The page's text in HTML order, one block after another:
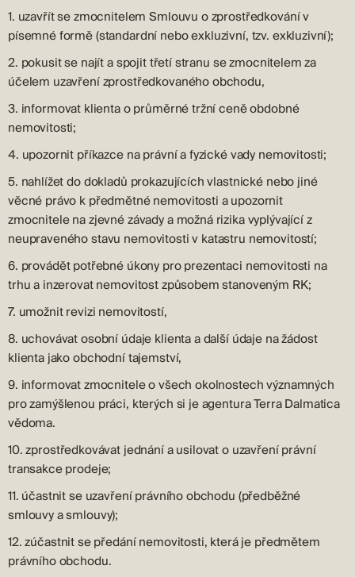
1. uzavřít se zmocnitelem Smlouvu o zprostředkování v
písemné formě (standardní nebo exkluzivní, tzv. exkluzivní);
2. pokusit se najít a spojit třetí stranu se zmocnitelem za
účelem uzavření zprostředkovaného obchodu,
3. informovat klienta o průměrné tržní ceně obdobné
nemovitosti;
4. upozornit příkazce na právní a fyzické vady nemovitosti;
5. nahlížet do dokladů prokazujících vlastnické nebo jiné
věcné právo k předmětné nemovitosti a upozornit
zmocnitele na zjevné závady a možná rizika vyplývající z
neupraveného stavu nemovitosti v katastru nemovitostí;
6. provádět potřebné úkony pro prezentaci nemovitosti na
trhu a inzerovat nemovitost způsobem stanoveným RK;
7. umožnit revizi nemovitostí,
8. uchovávat osobní údaje klienta a další údaje na žádost
klienta jako obchodní tajemství,
9. informovat zmocnitele o všech okolnostech významných
pro zamýšlenou práci, kterých si je agentura Terra Dalmatica
vědoma.
10. zprostředkovávat jednání a usilovat o uzavření právní
transakce prodeje;
11. účastnit se uzavření právního obchodu (předběžné
smlouvy a smlouvy);
12. zúčastnit se předání nemovitosti, která je předmětem
právního obchodu.